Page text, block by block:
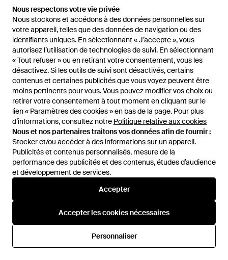
Nous respectons votre vie privée
Nous stockons et accédons à des données personnelles sur
votre appareil, telles que des données de navigation ou des
identifiants uniques. En sélectionnant « J’accepte », vous
autorisez l’utilisation de technologies de suivi. En sélectionnant
« Tout refuser » ou en retirant votre consentement, vous les
désactivez. Si les outils de suivi sont désactivés, certains
contenus et certaines publicités que vous voyez peuvent être
moins pertinents pour vous. Vous pouvez modifier vos choix ou
retirer votre consentement à tout moment en cliquant sur le
lien « Paramètres des cookies » en bas de la page. Pour plus
d’informations, consultez notre Politique relative aux cookies
Nous et nos partenaires traitons vos données afin de fournir :
Stocker et/ou accéder à des informations sur un appareil.
Publicités et contenus personnalisés, mesure de la
performance des publicités et des contenus, études d’audience
et développement de services.
Accepter
Accepter les cookies nécessaires
Personnaliser
Nous respectons votre vie privée
Nous stockons et accédons à des données personnelles sur
votre appareil, telles que des données de navigation ou des
identifiants uniques. En sélectionnant « J’accepte », vous
autorisez l’utilisation de technologies de suivi. En sélectionnant
« Tout refuser » ou en retirant votre consentement, vous les
désactivez. Si les outils de suivi sont désactivés, certains
contenus et certaines publicités que vous voyez peuvent être
moins pertinents pour vous. Vous pouvez modifier vos choix ou
retirer votre consentement à tout moment en cliquant sur le
lien « Paramètres des cookies » en bas de la page. Pour plus
d’informations, consultez notre Politique relative aux cookies
Nous et nos partenaires traitons vos données afin de fournir :
Stocker et/ou accéder à des informations sur un appareil.
Publicités et contenus personnalisés, mesure de la
performance des publicités et des contenus, études d’audience
et développement de services.
Accepter
Accepter les cookies nécessaires
Personnaliser
3 824 €
Rachel Gilbert
Robe Longue Nya - Blanc
De FARFETCH
1 563 €
Rachel Gilbert
Robe Adela À Coupe Longue -
NoirDeFARFETCH